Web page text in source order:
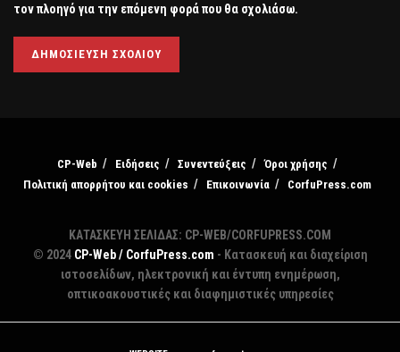
τον πλοηγό για την επόμενη φορά που θα σχολιάσω.
CP-Web Ειδήσεις Συνεντεύξεις
Όροι χρήσης
Πολιτική απορρήτου και cookies
Επικοινωνία CorfuPress.com
ΚΑΤΑΣΚΕΥΗ ΣΕΛΙΔΑΣ: CP-WEB/CORFUPRESS.COM
© 2024 CP-Web / CorfuPress.com - Κατασκευή και διαχείριση
ιστοσελίδων, ηλεκτρονική και έντυπη ενημέρωση,
οπτικοακουστικές και διαφημιστικές υπηρεσίες